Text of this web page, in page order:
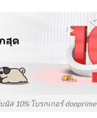
นัส 10% โบรกเกอร์ dooprime